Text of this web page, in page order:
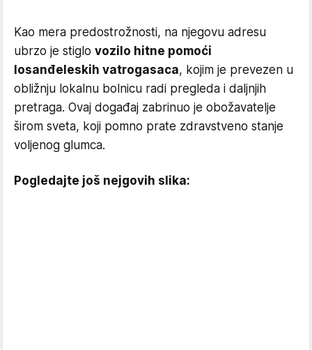
Kao mera predostrožnosti, na njegovu adresu
ubrzo je stiglo vozilo hitne pomoći
losanđeleskih vatrogasaca, kojim je prevezen u
obližnju lokalnu bolnicu radi pregleda i daljnjih
pretraga. Ovaj događaj zabrinuo je obožavatelje
širom sveta, koji pomno prate zdravstveno stanje
voljenog glumca.
Pogledajte još nejgovih slika: